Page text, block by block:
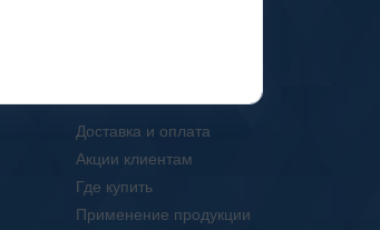
Доставка и оплата
Акции клиентам
Где купить
Применение продукции